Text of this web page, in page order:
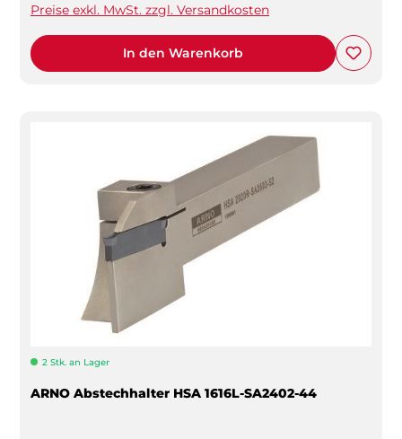
Preise exkl. MwSt. zzgl. Versandkosten
In den Warenkorb
2 Stk. an Lager
ARNO Abstechhalter HSA 1616L-SA2402-44